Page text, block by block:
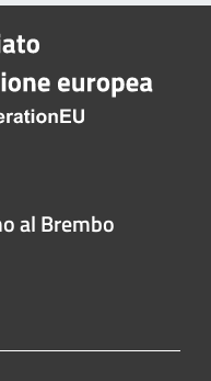
al Brembo